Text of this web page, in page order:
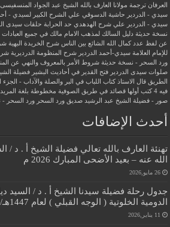
العرفان ترجمة مولانا العارف بالله الشيخ عبد الجواد
سيدي - الدردير
حاشية الدسوقي علي الشرح الكبير لسيدي -
سيدي - الدردير علي شرح الهدهدي حد الحرابة حلقات سيدى
نسخة حديثة دليل السالك لمذهب الامام مالك في جميع العبادات
عن لفظ عدد كمال الله الشائع بين الناس شرح الخريدة البهية
للإمام العلامة سيدي-أحمد الدردير شرح المنظومة الدرديرية
ورد السحر - نسخة حديثة شروط الأمر بالمعروف والنهي عن
صلوات سيدى الدردير فتح القدير في أحاديث البشير فضيلة
الطريق
قال الاستاذ كتاب اللباب في البر والصلة والآداب - الجزء
فيه 4 كتب أولها قصائد في طريق الصوفية
مخطوطة بلغة
صور - فضيلة الشيخ عبد الرشيد صديق
ورد السحر ورد السحر -
أحدث الإضافات
تهنئة العارف بالله تعالي فضيلة الشيخ أ . د /
الله عنه – بعيد الأضحى المبارك 2026 م
26 مايو,2026
جدول رحلة فضيلة سيدنا الشيخ أ . د / السيد
الدومية الخلوتية ( الوجه القبلي ) لعام 1447هـ/2026 م
11 يناير,2026